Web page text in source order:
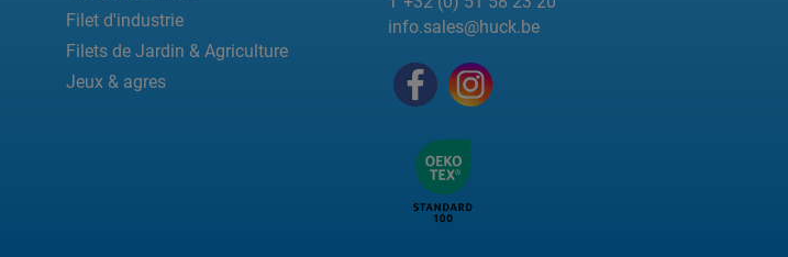
Filet d'industrie
Filets de Jardin & Agriculture
Jeux & agres
info.sales@huck.be